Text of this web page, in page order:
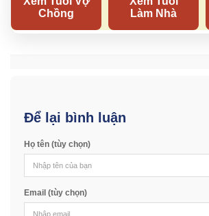
Để lại bình luận
Họ tên (tùy chọn)
Email (tùy chọn)